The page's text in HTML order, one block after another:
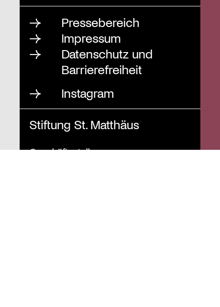
Pressebereich
Impressum
Datenschutz und
Barrierefreiheit
Instagram
Stiftung St. Matthäus
Geschäftsstelle